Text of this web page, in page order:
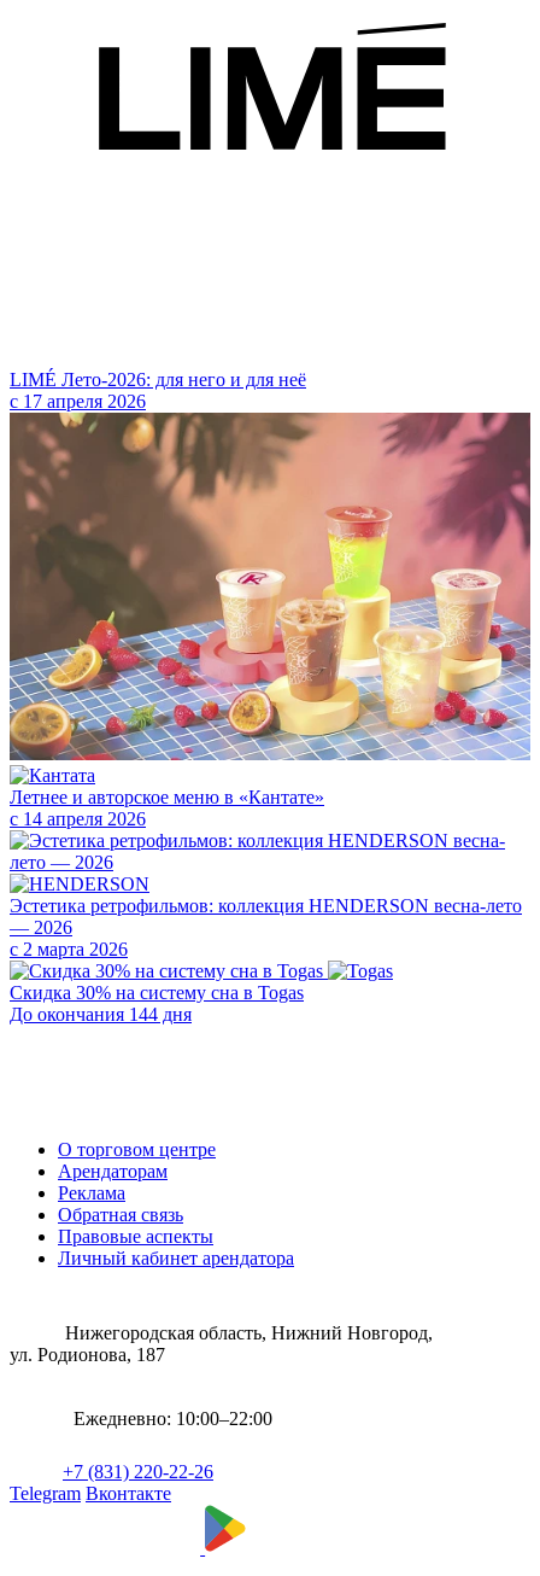
LIMÉ Лето-2026: для него и для неё
с 17 апреля 2026
Летнее и авторское меню в «Кантате»
с 14 апреля 2026
Эстетика ретрофильмов: коллекция HENDERSON весна-лето
— 2026
с 2 марта 2026
Скидка 30% на систему сна в Togas
До окончания 144 дня
О торговом центре
Арендаторам
Реклама
Обратная связь
Правовые аспекты
Личный кабинет арендатора
Нижегородская область, Нижний Новгород,
ул. Родионова, 187
Ежедневно: 10:00–22:00
+7 (831) 220-22-26
Telegram Вконтакте